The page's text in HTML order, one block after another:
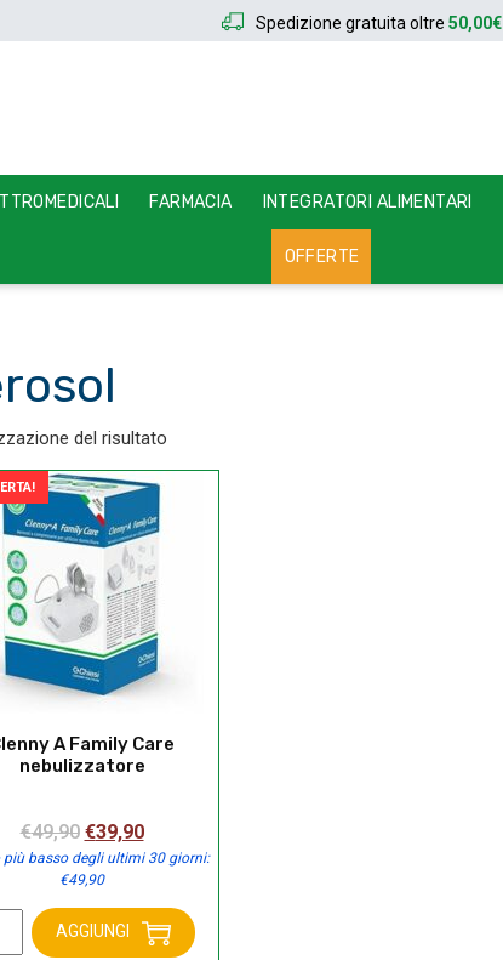
Spedizione gratuita oltre 50,00€
FARMACIA INTEGRATORI ALIMENTARI
OFFERTE
del risultato
A Family Care
nebulizzatore
€49,90 Il
prezzo
originale
era:
€39,90Il
prezzo
è:
€39,90.
più basso degli ultimi 30 giorni:
€49,90
AGGIUNGI